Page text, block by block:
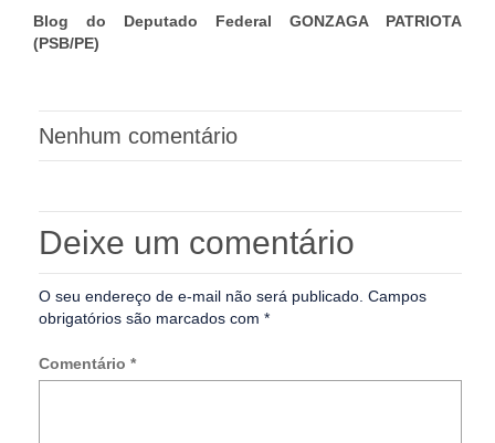
Blog do Deputado Federal GONZAGA PATRIOTA
(PSB/PE)
Nenhum comentário
Deixe um comentário
O seu endereço de e-mail não será publicado. Campos
obrigatórios são marcados com *
Comentário *